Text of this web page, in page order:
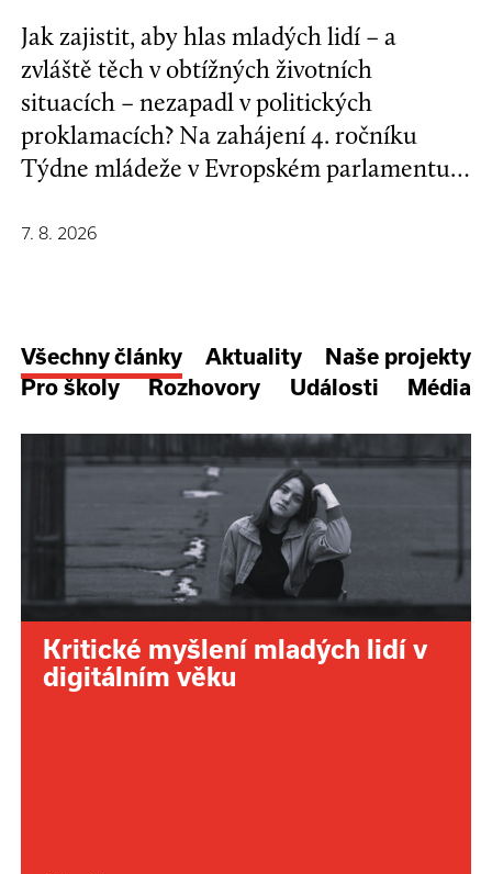
Jak zajistit, aby hlas mladých lidí – a
zvláště těch v obtížných životních
situacích – nezapadl v politických
proklamacích? Na zahájení 4. ročníku
Týdne mládeže v Evropském parlamentu v
stakeholdeři zapojili do formulování nové
7. 8. 2026
Všechny články Aktuality
Naše projekty
Pro školy
Rozhovory Události Média
Kritické myšlení mladých lidí v
digitálním věku